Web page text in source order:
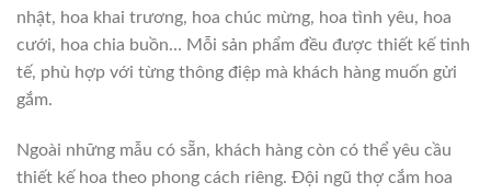
nhật, hoa khai trương, hoa chúc mừng, hoa tình yêu, hoa
cưới, hoa chia buồn… Mỗi sản phẩm đều được thiết kế tinh
tế, phù hợp với từng thông điệp mà khách hàng muốn gửi
gắm.
Ngoài những mẫu có sẵn, khách hàng còn có thể yêu cầu
thiết kế hoa theo phong cách riêng. Đội ngũ thợ cắm hoa